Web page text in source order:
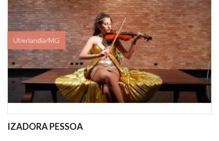
Uberlandia/MG
IZADORA PESSOA